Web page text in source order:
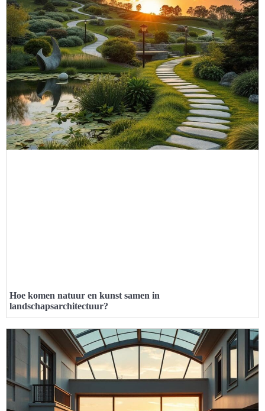
Hoe komen natuur en kunst samen in
landschapsarchitectuur?